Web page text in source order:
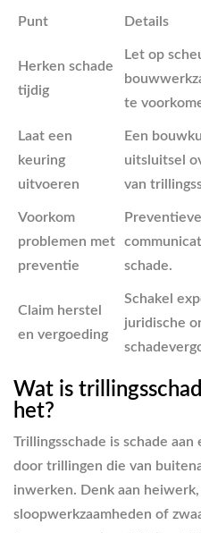
Punt Details
Herken schade
tijdig
Let op
te
Laat een
keuring
uitvoeren
Een
uitsluitsel
van
Voorkom
problemen met
preventie
schade.
Claim herstel
en vergoeding
Schakel
juridische
Wat is
het?
Trillingsschade is schade
door trillingen die van
inwerken. Denk aan
sloopwerkzaamheden of